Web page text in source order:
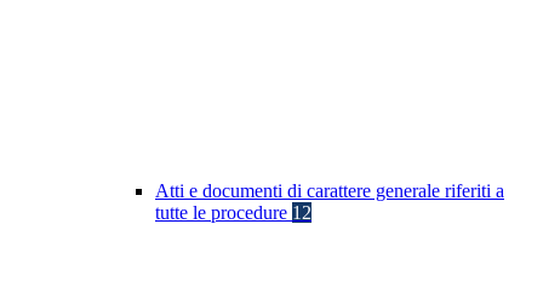
Atti e documenti di carattere generale riferiti a
tutte le procedure 12